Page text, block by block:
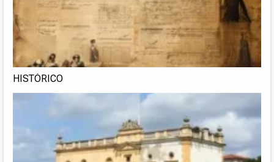
HISTÓRICO